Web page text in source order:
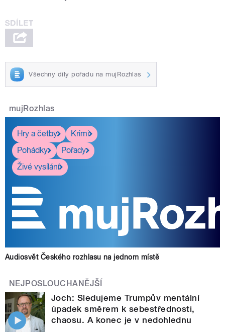
Všechny díly pořadu na mujRozhlas
mujRozhlas
Hry a četby
Krimi
Pohádky
Pořady
Živé vysílání
Audiosvět Českého rozhlasu na jednom místě
NEJPOSLOUCHANĚJŠÍ
Joch: Sledujeme Trumpův mentální
úpadek směrem k sebestřednosti,
chaosu. A konec je v nedohlednu